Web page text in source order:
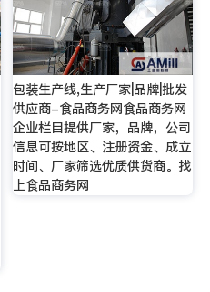
包装生产线,生产厂家|品牌|批发
供应商-食品商务网食品商务网
企业栏目提供厂家，品牌，公司
信息可按地区、注册资金、成立
时间、厂家筛选优质供货商。找
上食品商务网